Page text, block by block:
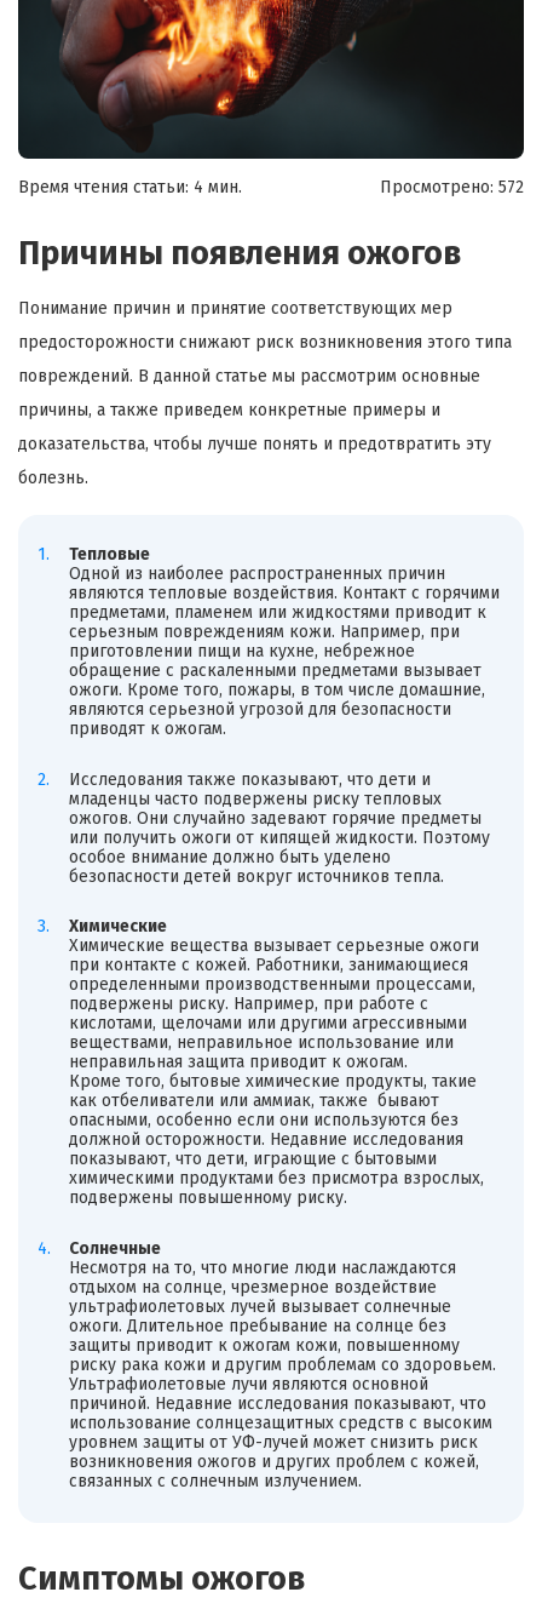
Время чтения статьи: 4 мин. Просмотрено: 572
Причины появления ожогов
Понимание причин и принятие соответствующих мер
предосторожности снижают риск возникновения этого типа
повреждений. В данной статье мы рассмотрим основные
причины, а также приведем конкретные примеры и
доказательства, чтобы лучше понять и предотвратить эту
болезнь.
Тепловые
Одной из наиболее распространенных причин
являются тепловые воздействия. Контакт с горячими
предметами, пламенем или жидкостями приводит к
серьезным повреждениям кожи. Например, при
приготовлении пищи на кухне, небрежное
обращение с раскаленными предметами вызывает
ожоги. Кроме того, пожары, в том числе домашние,
являются серьезной угрозой для безопасности
приводят к ожогам.
Исследования также показывают, что дети и
младенцы часто подвержены риску тепловых
ожогов. Они случайно задевают горячие предметы
или получить ожоги от кипящей жидкости. Поэтому
особое внимание должно быть уделено
безопасности детей вокруг источников тепла.
Химические
Химические вещества вызывает серьезные ожоги
при контакте с кожей. Работники, занимающиеся
определенными производственными процессами,
подвержены риску. Например, при работе с
кислотами, щелочами или другими агрессивными
веществами, неправильное использование или
неправильная защита приводит к ожогам.
Кроме того, бытовые химические продукты, такие
как отбеливатели или аммиак, также бывают
опасными, особенно если они используются без
должной осторожности. Недавние исследования
показывают, что дети, играющие с бытовыми
химическими продуктами без присмотра взрослых,
подвержены повышенному риску.
Солнечные
Несмотря на то, что многие люди наслаждаются
отдыхом на солнце, чрезмерное воздействие
ультрафиолетовых лучей вызывает солнечные
ожоги. Длительное пребывание на солнце без
защиты приводит к ожогам кожи, повышенному
риску рака кожи и другим проблемам со здоровьем.
Ультрафиолетовые лучи являются основной
причиной. Недавние исследования показывают, что
использование солнцезащитных средств с высоким
уровнем защиты от УФ-лучей может снизить риск
возникновения ожогов и других проблем с кожей,
связанных с солнечным излучением.
Симптомы ожогов